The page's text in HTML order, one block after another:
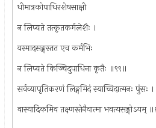
धीमात्रकोपाधिरशेषसाक्षी
न लिप्यते तत्कृतकर्मलेशैः ।
यस्मादसङ्गस्तत एव कर्मभिः
न लिप्यते किञ्चिदुपाधिना कृतैः ॥९९॥
सर्वव्यापृतिकरणं लिङ्गमिदं स्याच्चिदात्मनः पुंसः ।
वास्यादिकमिव तक्ष्णस्तेनैवात्मा भवत्यसङ्गोऽयम्